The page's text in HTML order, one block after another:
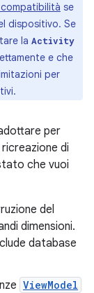
se
dispositivo. Se
la Activity
e che
per
per
di
che vuoi
del
dimensioni.
database
ViewModel